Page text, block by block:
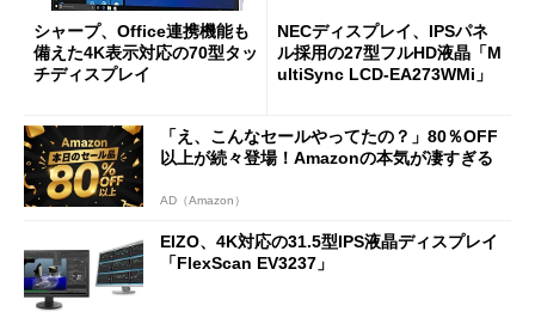
シャープ、Office連携機能も
備えた4K表示対応の70型タッ
チディスプレイ
NECディスプレイ、IPSパネ
ル採用の27型フルHD液晶「M
ultiSync LCD-EA273WMi」
「え、こんなセールやってたの？」80％OFF
以上が続々登場！Amazonの本気が凄すぎる
AD（Amazon）
EIZO、4K対応の31.5型IPS液晶ディスプレイ
「FlexScan EV3237」